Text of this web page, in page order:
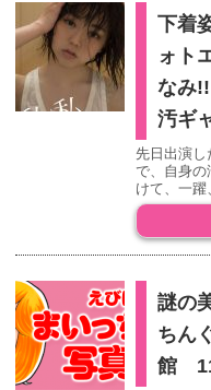
下着
ォト
なみ
汚ギ
先日出演し
で、自身の
けて、一躍
謎の
ちん
館